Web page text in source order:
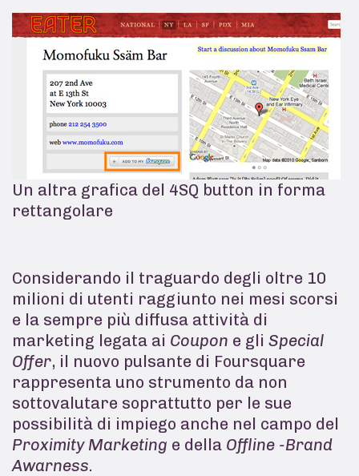
Un altra grafica del 4SQ button in forma
rettangolare
Considerando il traguardo degli oltre 10
milioni di utenti raggiunto nei mesi scorsi
e la sempre più diffusa attività di
marketing legata ai Coupon e gli Special
Offer, il nuovo pulsante di Foursquare
rappresenta uno strumento da non
sottovalutare soprattutto per le sue
possibilità di impiego anche nel campo del
Proximity Marketing e della Offline -Brand
Awarness.